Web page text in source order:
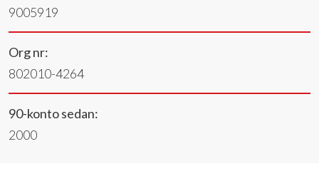
9005919
Org nr:
802010-4264
90-konto sedan:
2000